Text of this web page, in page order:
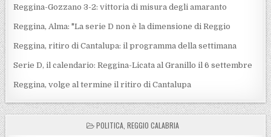
Reggina-Gozzano 3-2: vittoria di misura degli amaranto
Reggina, Alma: "La serie D non è la dimensione di Reggio
Reggina, ritiro di Cantalupa: il programma della settimana
Serie D, il calendario: Reggina-Licata al Granillo il 6 settembre
Reggina, volge al termine il ritiro di Cantalupa
POSTED IN
POLITICA, REGGIO CALABRIA